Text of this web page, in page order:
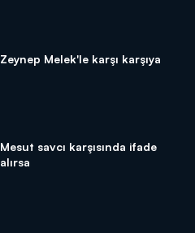
Zeynep Melek'le karşı karşıya
Mesut savcı karşısında ifade
alırsa